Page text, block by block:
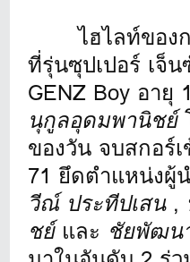
ไฮไลท์ของก
ที่รุ่นซุปเปอร์ เจ็
GENZ Boy อายุ
นุกูลอุดมพานิชย์
ของวัน จบสกอร์
71 ยึดตำแหน่งผู้
วีณ์ ประทีปเสน,
ชย์และ ชัยพัฒน